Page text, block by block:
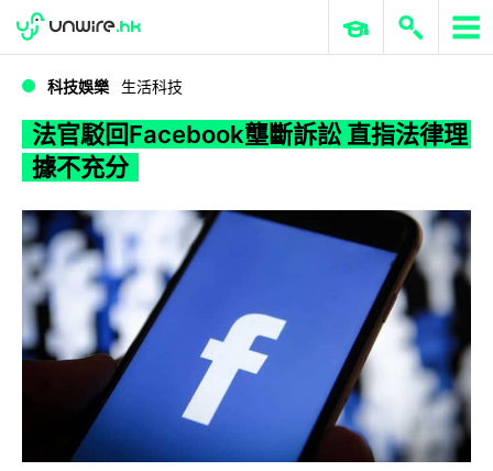
WWDC 2026 ERP 與商業 AI
科技娛樂 生活科技
法官駁回Facebook壟斷訴訟 直指法律理
據不充分